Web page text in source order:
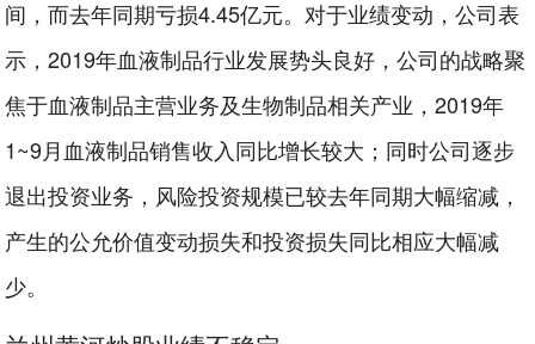
间，而去年同期亏损4.45亿元。对于业绩变动，公司表
示，2019年血液制品行业发展势头良好，公司的战略聚
焦于血液制品主营业务及生物制品相关产业，2019年
1~9月血液制品销售收入同比增长较大；同时公司逐步
退出投资业务，风险投资规模已较去年同期大幅缩减，
产生的公允价值变动损失和投资损失同比相应大幅减
少。